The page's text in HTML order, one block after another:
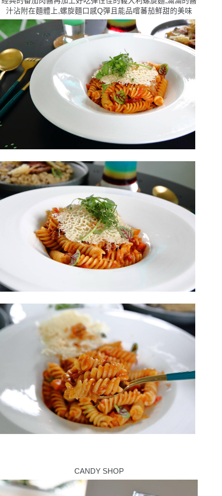
汁沾附在麵體上,螺旋麵口感Q彈且能品嚐蕃茄鮮甜的美味
CANDY SHOP